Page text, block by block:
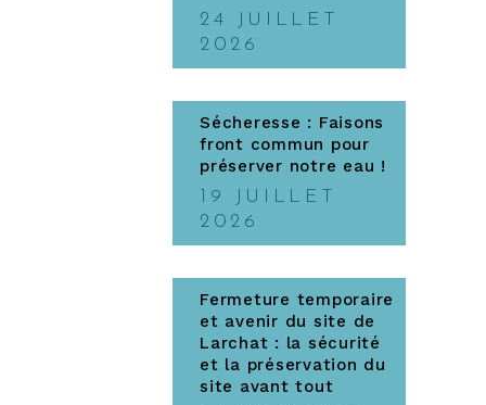
24 JUILLET
2026
Sécheresse : Faisons
front commun pour
préserver notre eau !
19 JUILLET
2026
Fermeture temporaire
et avenir du site de
Larchat : la sécurité
et la préservation du
site avant tout